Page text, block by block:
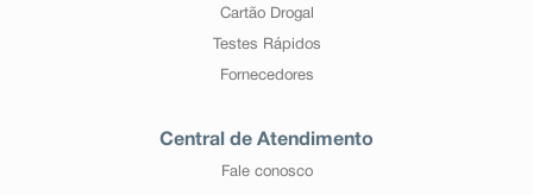
Cartão Drogal
Testes Rápidos
Fornecedores
Central de Atendimento
Fale conosco